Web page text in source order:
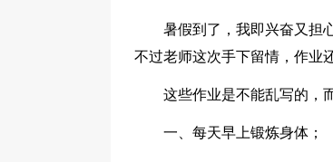
暑假到了，我即兴奋又担
不过老师这次手下留情，作业
这些作业是不能乱写的，
一、每天早上锻炼身体；